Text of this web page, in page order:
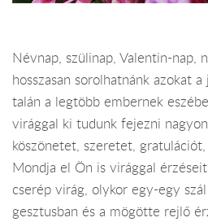
Névnap, szülinap, Valentin-nap,
hosszasan sorolhatnánk azokat
talán a legtöbb embernek
virággal ki tudunk fejezni
köszönetet, szeretet,
Mondja el Ön is virággal
cserép virág, olykor egy-egy
gesztusban és a mögötte rejlő